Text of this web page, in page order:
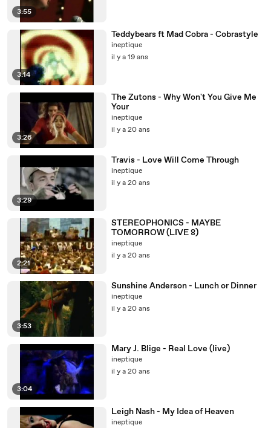
3:55
3:14
Teddybears ft Mad Cobra - Cobrastyle
ineptique
il y a 19 ans
3:26
The Zutons - Why Won't You Give Me
Your
ineptique
il y a 20 ans
3:29
Travis - Love Will Come Through
ineptique
il y a 20 ans
2:21
STEREOPHONICS - MAYBE
TOMORROW (LIVE 8)
ineptique
il y a 20 ans
3:53
Sunshine Anderson - Lunch or Dinner
ineptique
il y a 20 ans
3:04
Mary J. Blige - Real Love (live)
ineptique
il y a 20 ans
Leigh Nash - My Idea of Heaven
ineptique